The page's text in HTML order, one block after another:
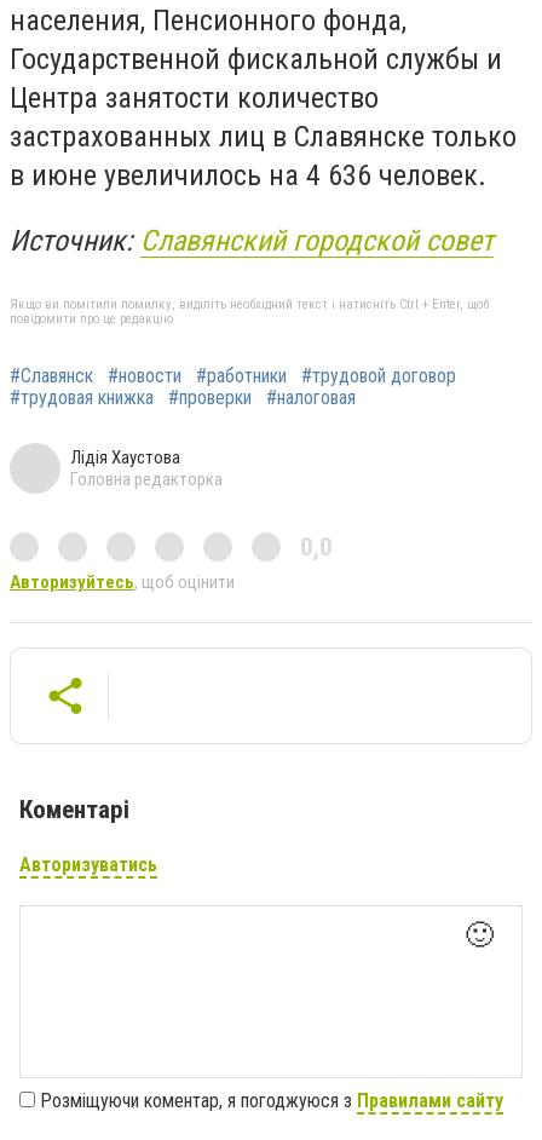
населения, Пенсионного фонда,
Государственной фискальной службы и
Центра занятости количество
застрахованных лиц в Славянске только
в июне увеличилось на 4 636 человек.
Источник: Славянский городской совет
Якщо ви помітили помилку, виділіть необхідний текст і натисніть Ctrl + Enter, щоб
повідомити про це редакцію
#Славянск #новости #работники
#трудовой договор
#трудовая книжка
#проверки #налоговая
Лідія Хаустова
Головна редакторка
0,0
Авторизуйтесь, щоб оцінити
Коментарі
Авторизуватись
🙂
Розміщуючи коментар, я погоджуюся з Правилами сайту